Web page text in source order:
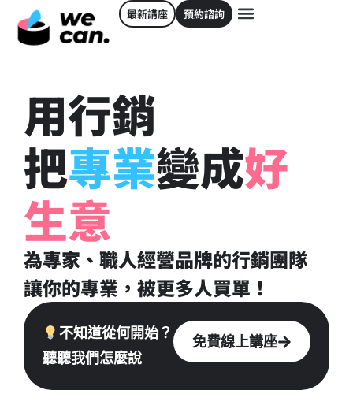
最新講座 預約諮詢
用行銷
把專業變成好
生意
為專家、職人經營品牌的行銷團隊
讓你的專業，被更多人買單！
不知道從何開始？
聽聽我們怎麼說
免費線上講座